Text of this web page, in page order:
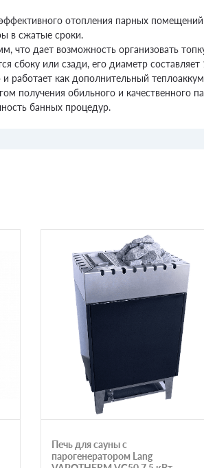
отопления парных
в сжатые сроки.
что дает возможность организовать
сбоку или сзади, его диаметр
как дополнительный
получения обильного и качественного
банных процедур.
Печь для сауны с
парогенератором Lang